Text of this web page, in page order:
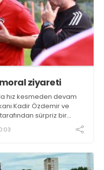
ziyareti
hız kesmeden devam
Kadir Özdemir ve
tarafından sürpriz bir